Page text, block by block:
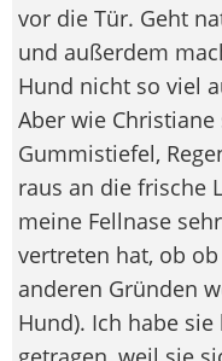
vor die Tür. Geht
und außerdem
Hund nicht so viel
Aber wie Christiane
Gummistiefel,
raus an die frische
meine Fellnase
vertreten hat, ob
anderen Gründen
Hund). Ich habe